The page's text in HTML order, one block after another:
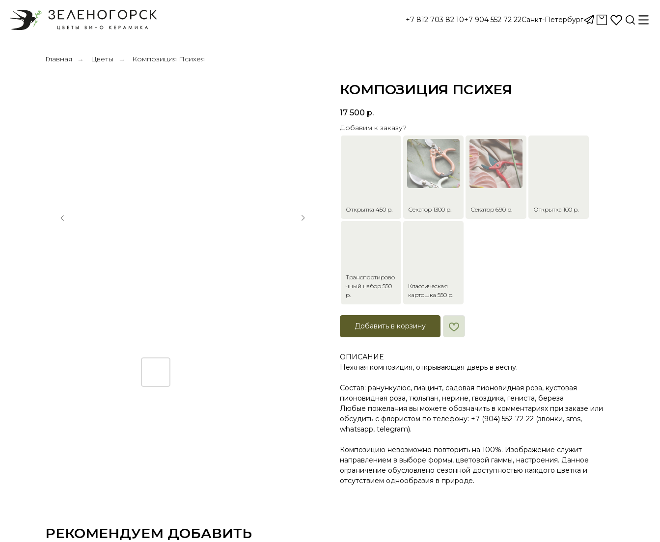
+7 812 703 82 10+7 904 552 72 22Санкт-Петербург
Главная → Цветы → Композиция Психея
КОМПОЗИЦИЯ ПСИХЕЯ
17 500 р.
Добавим к заказу?
Открытка 450 р. Секатор 1300 р. Секатор 690 р. Открытка 100 р.
Транспортирово
чный набор 550
р.
Классическая
картошка 550 р.
Добавить в корзину
ОПИСАНИЕ
Нежная композиция, открывающая дверь в весну.
Состав: ранункулюс, гиацинт, садовая пионовидная роза, кустовая
пионовидная роза, тюльпан, нерине, гвоздика, гениста, береза
Любые пожелания вы можете обозначить в комментариях при заказе или
обсудить с флористом по телефону: +7 (904) 552-72-22 (звонки, sms,
whatsapp, telegram).
Композицию невозможно повторить на 100%. Изображение служит
направлением в выборе формы, цветовой гаммы, настроения. Данное
ограничение обусловлено сезонной доступностью каждого цветка и
отсутствием однообразия в природе.
РЕКОМЕНДУЕМ ДОБАВИТЬ